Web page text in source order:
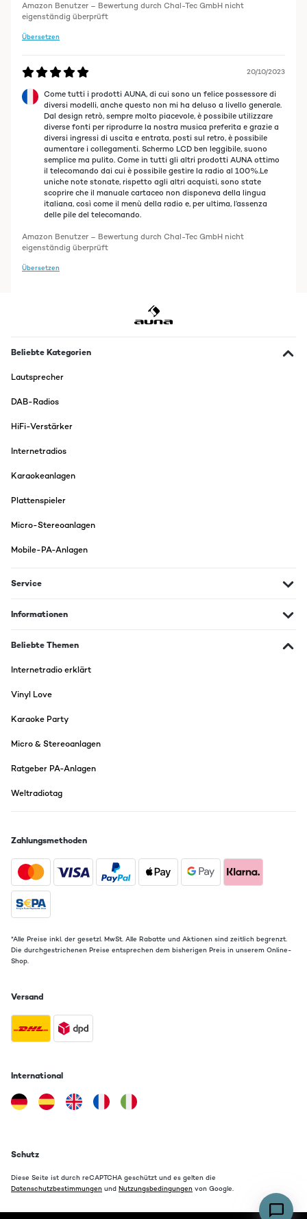
Amazon Benutzer – Bewertung durch Chal-Tec GmbH nicht
eigenständig überprüft
Übersetzen
20/10/2023
Come tutti i prodotti AUNA, di cui sono un felice possessore di
diversi modelli, anche questo non mi ha deluso a livello generale.
Dal design retrò, sempre molto piacevole, è possibile utilizzare
diverse fonti per riprodurre la nostra musica preferita e grazie a
diversi ingressi di uscita e entrata, posti sul retro, è possibile
aumentare i collegamenti. Schermo LCD ben leggibile, suono
semplice ma pulito. Come in tutti gli altri prodotti AUNA ottimo
il telecomando dai cui è possibile gestire la radio al 100%.Le
uniche note stonate, rispetto agli altri acquisti, sono state
scoprire che il manuale cartaceo non disponeva della lingua
italiana, così come il menù della radio e, per ultima, l’assenza
delle pile del telecomando.
Amazon Benutzer – Bewertung durch Chal-Tec GmbH nicht
eigenständig überprüft
Übersetzen
Beliebte Kategorien
Lautsprecher
DAB-Radios
HiFi-Verstärker
Internetradios
Karaokeanlagen
Plattenspieler
Micro-Stereoanlagen
Mobile-PA-Anlagen
Service
Informationen
Beliebte Themen
Internetradio erklärt
Vinyl Love
Karaoke Party
Micro & Stereoanlagen
Ratgeber PA-Anlagen
Weltradiotag
Zahlungsmethoden
*Alle Preise inkl. der gesetzl. MwSt. Alle Rabatte und Aktionen sind zeitlich begrenzt.
Die durchgestrichenen Preise entsprechen dem bisherigen Preis in unserem Online-
Shop.
Versand
International
Schutz
Diese Seite ist durch reCAPTCHA geschützt und es gelten die
Datenschutzbestimmungen und Nutzungsbedingungen von Google.